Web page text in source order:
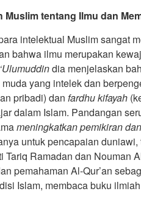
Muslim tentang Ilmu dan
intelektual Muslim sangat
bahwa ilmu merupakan
dia menjelaskan
yang intelek dan
pribadi) dan fardhu kifayah
dalam Islam. Pandangan
meningkatkan pemikiran
untuk pencapaian
Tariq Ramadan dan Nouman
pemahaman Al-Qur’an
Islam, membaca buku